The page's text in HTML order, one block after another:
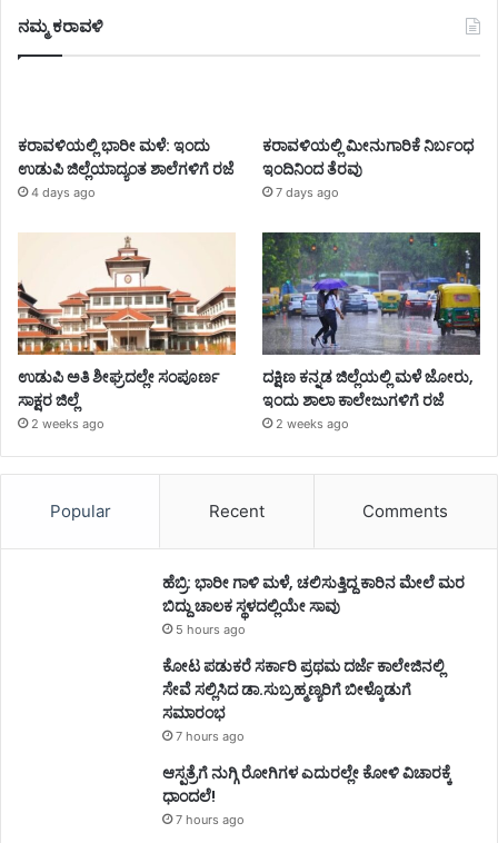
ನಮ್ಮ ಕರಾವಳಿ
ಕರಾವಳಿಯಲ್ಲಿ ಭಾರೀ ಮಳೆ: ಇಂದು
ಉಡುಪಿ ಜಿಲ್ಲೆಯಾದ್ಯಂತ ಶಾಲೆಗಳಿಗೆ ರಜೆ
4 days ago
ಕರಾವಳಿಯಲ್ಲಿ ಮೀನುಗಾರಿಕೆ ನಿರ್ಬಂಧ
ಇಂದಿನಿಂದ ತೆರವು
7 days ago
ಉಡುಪಿ ಅತಿ ಶೀಘ್ರದಲ್ಲೇ ಸಂಪೂರ್ಣ
ಸಾಕ್ಷರ ಜಿಲ್ಲೆ
2 weeks ago
ದಕ್ಷಿಣ ಕನ್ನಡ ಜಿಲ್ಲೆಯಲ್ಲಿ ಮಳೆ ಜೋರು,
ಇಂದು ಶಾಲಾ ಕಾಲೇಜುಗಳಿಗೆ ರಜೆ
2 weeks ago
Popular Recent Comments
ಹೆಬ್ರಿ: ಭಾರೀ ಗಾಳಿ ಮಳೆ, ಚಲಿಸುತ್ತಿದ್ದ ಕಾರಿನ ಮೇಲೆ ಮರ
ಬಿದ್ದು ಚಾಲಕ ಸ್ಥಳದಲ್ಲಿಯೇ ಸಾವು
5 hours ago
ಕೋಟ ಪಡುಕರೆ ಸರ್ಕಾರಿ ಪ್ರಥಮ ದರ್ಜೆ ಕಾಲೇಜಿನಲ್ಲಿ
ಸೇವೆ ಸಲ್ಲಿಸಿದ ಡಾ.ಸುಬ್ರಹ್ಮಣ್ಯರಿಗೆ ಬೀಳ್ಕೊಡುಗೆ
ಸಮಾರಂಭ
7 hours ago
ಆಸ್ಪತ್ರೆಗೆ ನುಗ್ಗಿ ರೋಗಿಗಳ ಎದುರಲ್ಲೇ ಕೋಳಿ ವಿಚಾರಕ್ಕೆ
ಧಾಂದಲೆ!
7 hours ago